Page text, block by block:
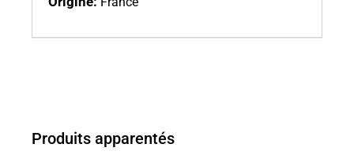
Produits apparentés